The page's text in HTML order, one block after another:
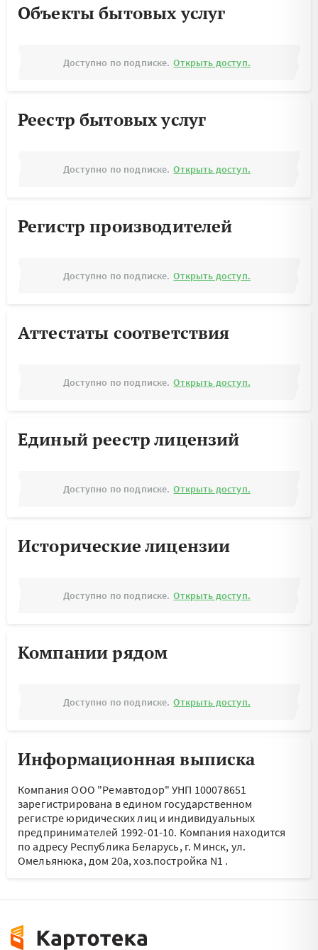
Объекты бытовых услуг
Доступно по подписке. Открыть доступ.
Реестр бытовых услуг
Доступно по подписке. Открыть доступ.
Регистр производителей
Доступно по подписке. Открыть доступ.
Аттестаты соответствия
Доступно по подписке. Открыть доступ.
Единый реестр лицензий
Доступно по подписке. Открыть доступ.
Исторические лицензии
Доступно по подписке. Открыть доступ.
Компании рядом
Доступно по подписке. Открыть доступ.
Информационная выписка
Компания ООО "Ремавтодор" УНП 100078651
зарегистрирована в едином государственном
регистре юридических лиц и индивидуальных
предпринимателей 1992-01-10. Компания находится
по адресу Республика Беларусь, г. Минск, ул.
Омельянюка, дом 20а, хоз.постройка N1 .